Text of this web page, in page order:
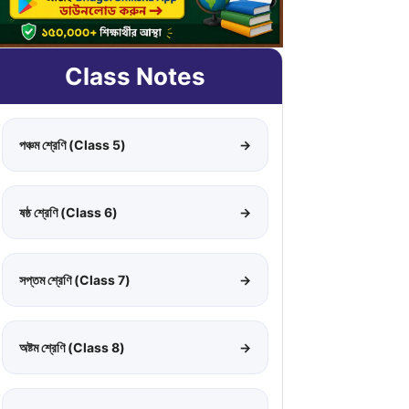
Class Notes
পঞ্চম শ্রেণি (Class 5) →
ষষ্ঠ শ্রেণি (Class 6) →
সপ্তম শ্রেণি (Class 7) →
অষ্টম শ্রেণি (Class 8) →